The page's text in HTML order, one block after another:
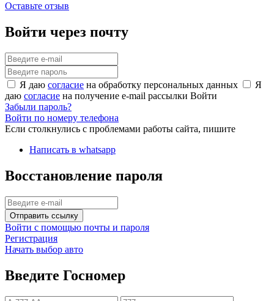
Оставьте отзыв
Войти через почту
Я даю согласие на обработку персональных данных
Я
даю согласие на получение e-mail рассылки Войти
Забыли пароль?
Войти по номеру телефона
Если столкнулись с проблемами работы сайта, пишите
Написать в whatsapp
Восстановление пароля
Отправить ссылку
Войти с помощью почты и пароля
Регистрация
Начать выбор авто
Введите Госномер